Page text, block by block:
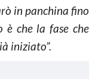
in panchina fino
che la fase che
iniziato”.